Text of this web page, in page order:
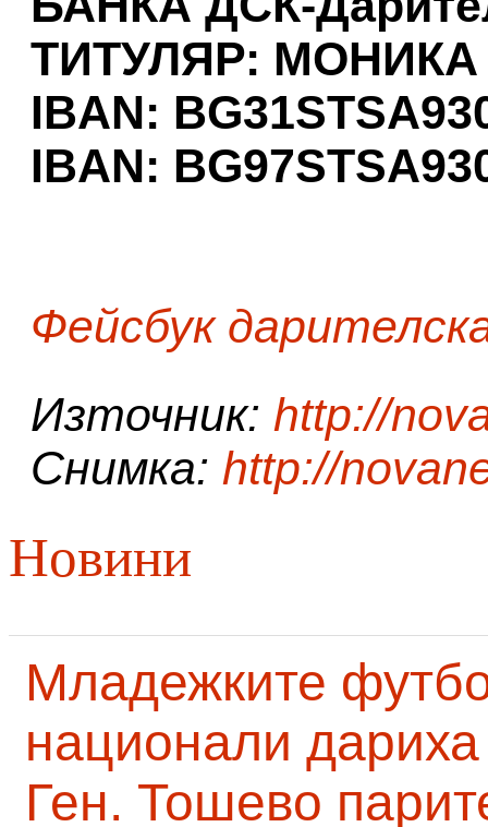
ТИТУЛЯР:
IBAN:
IBAN:
Фейсбук
Източник: http://
Снимка: http://
Новини
Младежките
национали
Ген. Тошево